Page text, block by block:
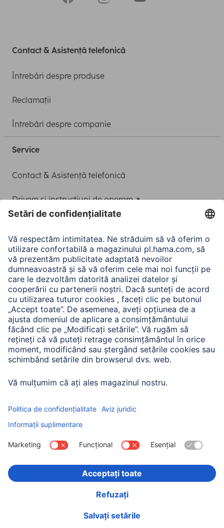
Contact & Asistență telefonică
Întrebări despre produse
Reclamații
Întrebări despre companie
Service
Contact & Asistență telefonică
Drivere și instrucțiuni de operare
A.N.P.C.
A.N.P.C. SAL
Companie
Istoria companiei
Hama Mondial
Business-Portal
Alege ţara
Confidențialitate și securitate
Condiții de garanție
Declarație de accesibilitate